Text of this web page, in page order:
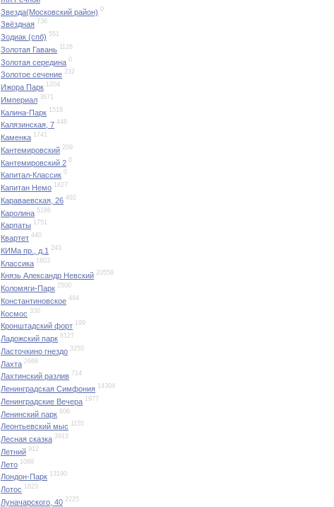
Звезда(Московский район) 0
Звёздная 736
Зодиак (спб) 551
Золотая Гавань 1126
Золотая середина 0
Золотое сечение 232
Ижора Парк 1204
Империал 3671
Калина-Парк 1518
Калязинская, 7 448
Каменка 1741
Кантемировский 209
Кантемировский 2 0
Капитал-Классик 0
Капитан Немо 1827
Караваевская, 26 492
Каролина 5186
Карпаты 1751
Квартет 440
КИМа пр., д.1 243
Классика 1803
Князь Александр Невский 20558
Коломяги-Парк 2500
Константиновское 494
Космос 330
Кронштадский форт 199
Ладожский парк 8127
Ласточкино гнездо 3255
Лахта 2668
Лахтинский разлив 714
Ленинградская Симфония 14304
Ленинградские Вечера 1977
Ленинский парк 606
Леонтьевский мыс 1155
Лесная сказка 3913
Летний 912
Лето 1088
Лондон-Парк 13190
Лотос 1823
Луначарского, 40 2225